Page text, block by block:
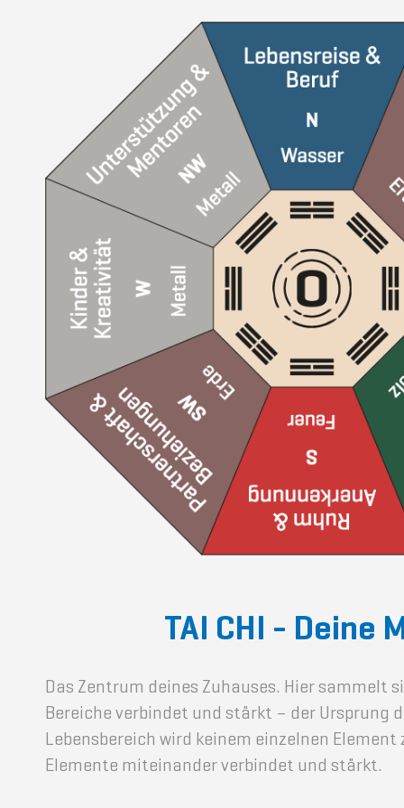
TAI CHI - Deine
Das Zentrum deines Zuhauses. Hier sammelt
Bereiche verbindet und stärkt – der Ursprung
Lebensbereich wird keinem einzelnen
Elemente miteinander verbindet und stärkt.